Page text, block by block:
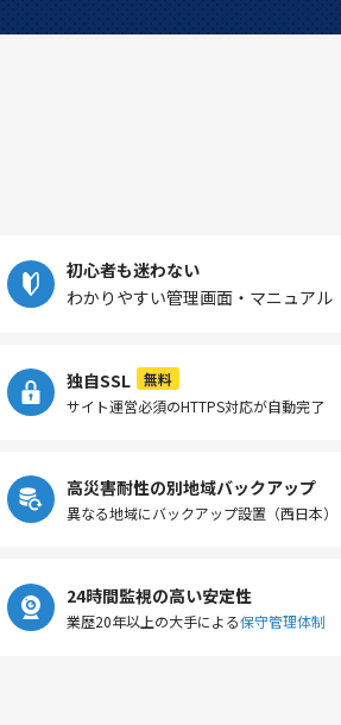
初心者も迷わない
わかりやすい管理画面・マニュアル
独自SSL
無料
サイト運営必須のHTTPS対応が自動完了
高災害耐性の別地域バックアップ
異なる地域にバックアップ設置（西日本）
24時間監視の高い安定性
業歴20年以上の大手による保守管理体制